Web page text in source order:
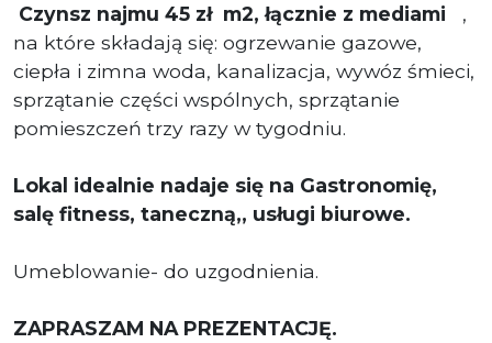
Czynsz najmu 45 zł m2, łącznie z mediami ,
na które składają się: ogrzewanie gazowe,
ciepła i zimna woda, kanalizacja, wywóz śmieci,
sprzątanie części wspólnych, sprzątanie
pomieszczeń trzy razy w tygodniu.
Lokal idealnie nadaje się na Gastronomię,
salę fitness, taneczną,, usługi biurowe.
Umeblowanie- do uzgodnienia.
ZAPRASZAM NA PREZENTACJĘ.